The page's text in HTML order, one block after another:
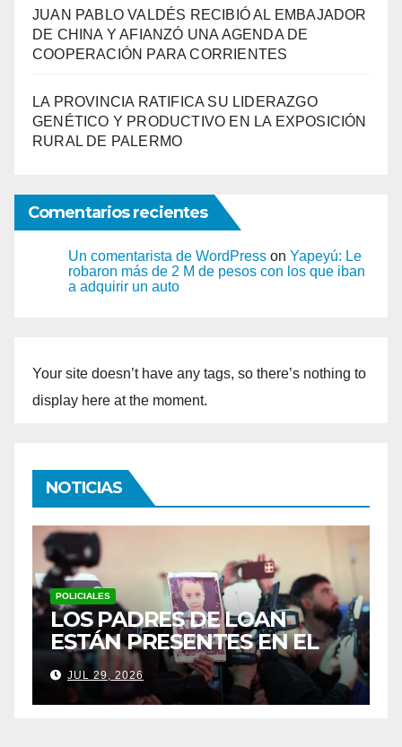
JUAN PABLO VALDÉS RECIBIÓ AL EMBAJADOR
DE CHINA Y AFIANZÓ UNA AGENDA DE
COOPERACIÓN PARA CORRIENTES
LA PROVINCIA RATIFICA SU LIDERAZGO
GENÉTICO Y PRODUCTIVO EN LA EXPOSICIÓN
RURAL DE PALERMO
Comentarios recientes
Un comentarista de WordPress on Yapeyú: Le
robaron más de 2 M de pesos con los que iban
a adquirir un auto
Your site doesn’t have any tags, so there’s nothing to
display here at the moment.
NOTICIAS
INTERÉS GENERAL
UN YAGUARETÉ PASÓ POR
UNA ESCUELA RURAL Y
ACTIVÓ UN OPERATIVO
JUL 28, 2026